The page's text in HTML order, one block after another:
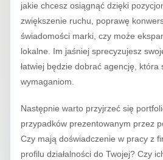
jakie chcesz osiągnąć dzięki
zwiększenie ruchu, poprawę
świadomości marki, czy może
lokalne. Im jaśniej sprecyzujesz
łatwiej będzie dobrać agencję, która
wymaganiom.
Następnie warto przyjrzeć się
przypadków prezentowanym przez
Czy mają doświadczenie w pracy z
profilu działalności do Twojej? Czy